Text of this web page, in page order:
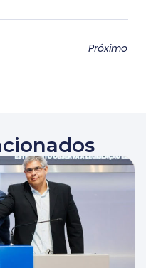
Próximo